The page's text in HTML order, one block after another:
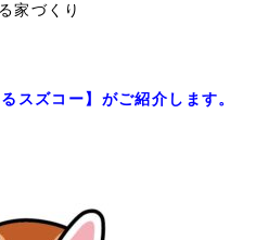
家づくり
スズコー】がご紹介します。